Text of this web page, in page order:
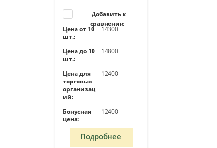
Добавить к
сравнению
Цена от 10
шт.:
14300
Цена до 10
шт.:
14800
Цена для
торговых
организац
ий:
12400
Бонусная
цена:
12400
Подробнее